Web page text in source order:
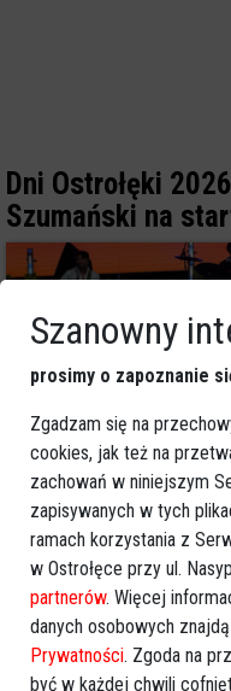
Dni Ostrołęki
Szumański na
2026-05-15 19:55
Tego weekendu
Sprawdź listę
Szanowny
prosimy o zapoznanie
Zgadzam się na
cookies, jak też na
zachowań w niniejszym
zapisywanych w tych
ramach korzystania z
w Ostrołęce przy ul.
partnerów. Więcej
danych osobowych
Prywatności. Zgoda na
być w każdej chwili